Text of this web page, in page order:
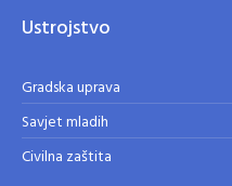
Ustrojstvo
Gradska uprava
Savjet mladih
Civilna zaštita